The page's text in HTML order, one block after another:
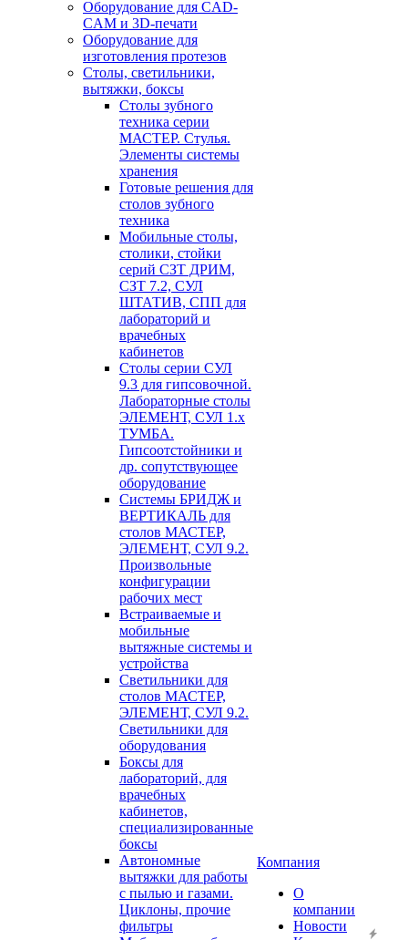
Оборудование для CAD-
CAM и 3D-печати
Оборудование для
изготовления протезов
Cтолы, светильники,
вытяжки, боксы
Столы зубного
техника серии
МАСТЕР. Стулья.
Элементы системы
хранения
Готовые решения для
столов зубного
техника
Мобильные столы,
столики, стойки
серий СЗТ ДРИМ,
СЗТ 7.2, СУЛ
ШТАТИВ, СПП для
лабораторий и
врачебных
кабинетов
Столы серии СУЛ
9.3 для гипсовочной.
Лабораторные столы
ЭЛЕМЕНТ, СУЛ 1.х
ТУМБА.
Гипсоотстойники и
др. сопутствующее
оборудование
Системы БРИДЖ и
ВЕРТИКАЛЬ для
столов МАСТЕР,
ЭЛЕМЕНТ, СУЛ 9.2.
Произвольные
конфигурации
рабочих мест
Встраиваемые и
мобильные
вытяжные системы и
устройства
Светильники для
столов МАСТЕР,
ЭЛЕМЕНТ, СУЛ 9.2.
Светильники для
оборудования
Боксы для
лабораторий, для
врачебных
кабинетов,
специализированные
боксы
Автономные
вытяжки для работы
с пылью и газами.
Циклоны, прочие
фильтры
Компания
О
компании
Новости